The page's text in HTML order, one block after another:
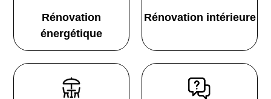
Rénovation
énergétique
Rénovation intérieure